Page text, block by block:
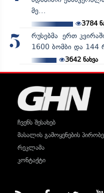
მე...
3784
5
რუსებმა ერთ
1600 ბომბი და 144
3642ნახვა
ჩვენს შესახებ
მასალის გამოყენების
რეკლამა
კონტაქტი